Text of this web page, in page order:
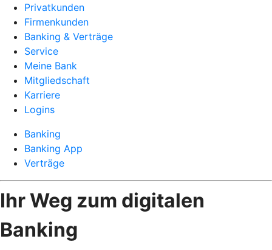
Privatkunden
Firmenkunden
Banking & Verträge
Service
Meine Bank
Mitgliedschaft
Karriere
Logins
Banking
Banking App
Verträge
Ihr Weg zum digitalen
Banking